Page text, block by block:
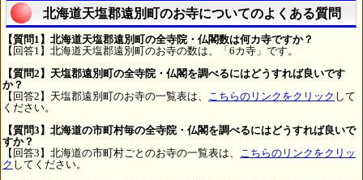
北海道天塩郡遠別町のお寺についてのよくある質問
【質問1】北海道天塩郡遠別町の全寺院・仏閣数は何カ寺ですか？
【回答1】北海道天塩郡遠別町のお寺の数は、「6カ寺」です。
【質問2】天塩郡遠別町の全寺院・仏閣を調べるにはどうすれば良いです
か？
【回答2】天塩郡遠別町のお寺の一覧表は、 こちらのリンクをクリック して
ください。
【質問3】北海道の市町村毎の全寺院・仏閣を調べるにはどうすれば良いで
すか？
【回答3】北海道の市町村ごとのお寺の一覧表は、 こちらのリンクをクリッ
ク してください。